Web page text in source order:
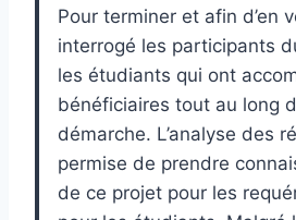
Pour terminer et afin d’en
interrogé les participants
les étudiants qui ont
bénéficiaires tout au long
démarche. L’analyse des
permise de prendre
de ce projet pour les